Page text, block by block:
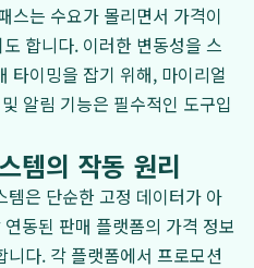
스는 수요가 몰리면서 가격이
합니다. 이러한 변동성을 스
타이밍을 잡기 위해, 마이리얼
알림 기능은 필수적인 도구입
템의 작동 원리
은 단순한 고정 데이터가 아
동된 판매 플랫폼의 가격 정보
다. 각 플랫폼에서 프로모션